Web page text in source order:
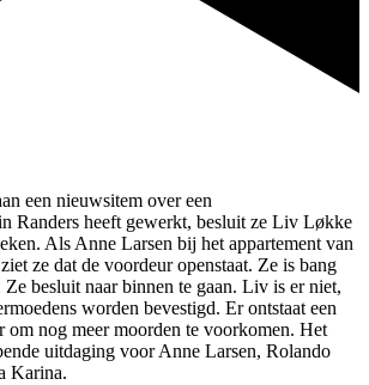
een nieuwsitem over een
Randers heeft gewerkt, besluit ze Liv Løkke
Als Anne Larsen bij het appartement van
ze dat de voordeur openstaat. Ze is bang
Ze besluit naar binnen te gaan. Liv is er niet,
worden bevestigd. Er ontstaat een
om nog meer moorden te voorkomen. Het
uitdaging voor Anne Larsen, Rolando
Karina.